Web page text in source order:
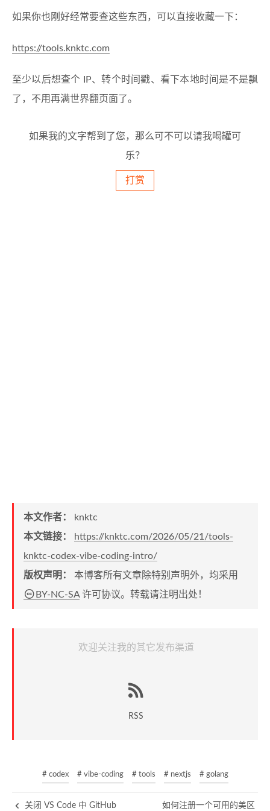
如果你也刚好经常要查这些东西，可以直接收藏一下：
https://tools.knktc.com
至少以后想查个 IP、转个时间戳、看下本地时间是不是飘
了，不用再满世界翻页面了。
如果我的文字帮到了您，那么可不可以请我喝罐可
乐？
打赏
本文作者：
knktc
本文链接：
https://knktc.com/2026/05/21/tools-
knktc-codex-vibe-coding-intro/
版权声明： 本博客所有文章除特别声明外，均采用
BY-NC-SA许可协议。转载请注明出处！
欢迎关注我的其它发布渠道
RSS
# codex # vibe-coding # tools # nextjs # golang
关闭 VS Code 中 GitHub 如何注册一个可用的美区